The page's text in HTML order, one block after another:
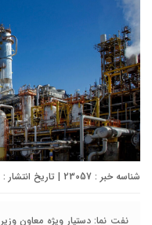
شناسه خبر : 23057 | تاریخ انتشار : 21 مرداد 1404 - 13:28 | تعداد دیدگاه :
نفت نما: دستیار ویژه معاون